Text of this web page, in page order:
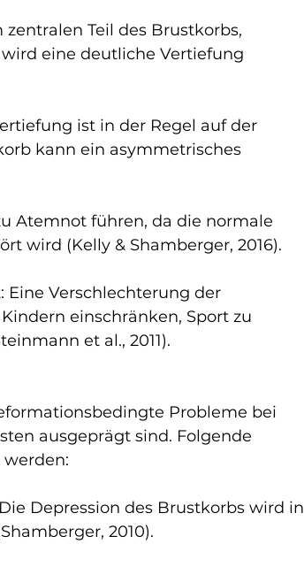
Teil des Brustkorbs,
eine deutliche Vertiefung
ist in der Regel auf der
kann ein asymmetrisches
Atemnot führen, da die normale
wird (Kelly & Shamberger, 2016).
Verschlechterung der
einschränken, Sport zu
et al., 2011).
Probleme bei
ausgeprägt sind. Folgende
Depression des Brustkorbs wird in
2010).